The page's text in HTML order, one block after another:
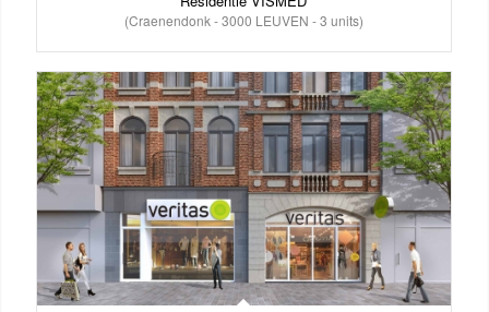
(Craenendonk - 3000 LEUVEN - 3 units)